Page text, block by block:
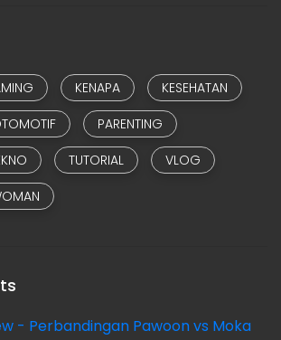
KENAPA
KESEHATAN
PARENTING
TUTORIAL
VLOG
- Perbandingan Pawoon vs Moka